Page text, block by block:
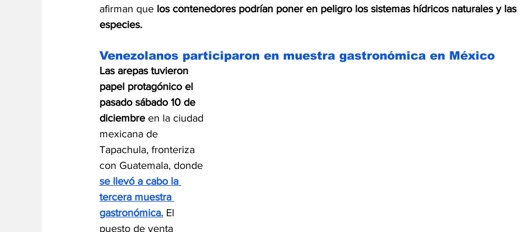
afirman que los contenedores podrían poner en peligro los sistemas hídricos naturales y las
especies.
Venezolanos participaron en muestra gastronómica en México
Las arepas tuvieron
papel protagónico el
pasado sábado 10 de
diciembre en la ciudad
mexicana de
Tapachula, fronteriza
con Guatemala, donde
se llevó a cabo la
tercera muestra
gastronómica. El
puesto de venta